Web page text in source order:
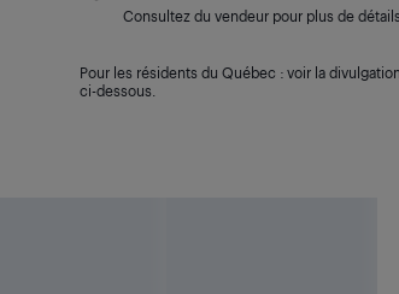
Consultez du vendeur pour plus de détails.
Pour les résidents du Québec : voir la
ci-dessous.